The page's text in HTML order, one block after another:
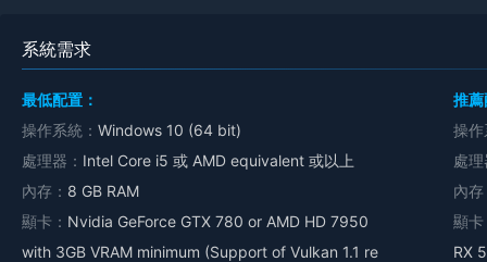
系統需求
最低配置：
操作系統： Windows 10 (64 bit)
處理器： Intel Core i5 或 AMD equivalent 或以上
內存： 8 GB RAM
顯卡： Nvidia GeForce GTX 780 or AMD HD 7950
with 3GB VRAM minimum (Support of Vulkan 1.1 re
推
操
處
內
顯卡
RX